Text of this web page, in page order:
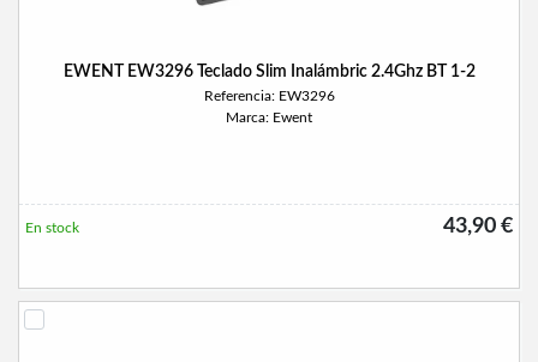
EWENT EW3296 Teclado Slim Inalámbric 2.4Ghz BT 1-2
Referencia: EW3296
Marca: Ewent
43,90 €
En stock